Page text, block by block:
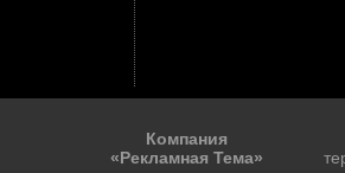
Компания
«Рекламная Тема»